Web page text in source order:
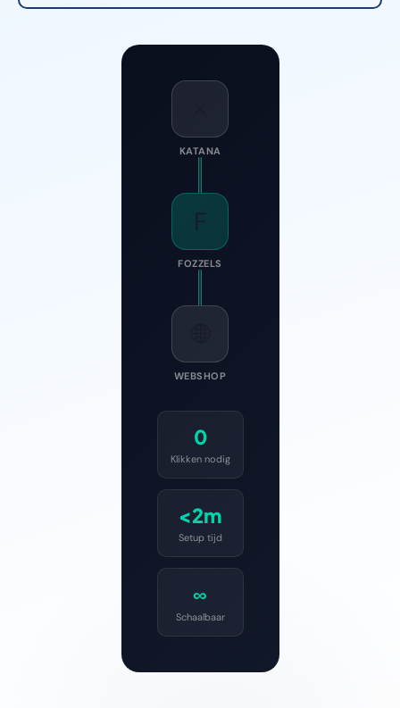
KATANA
F
FOZZELS
WEBSHOP
0
Klikken nodig
<2m
Setup tijd
∞
Schaalbaar